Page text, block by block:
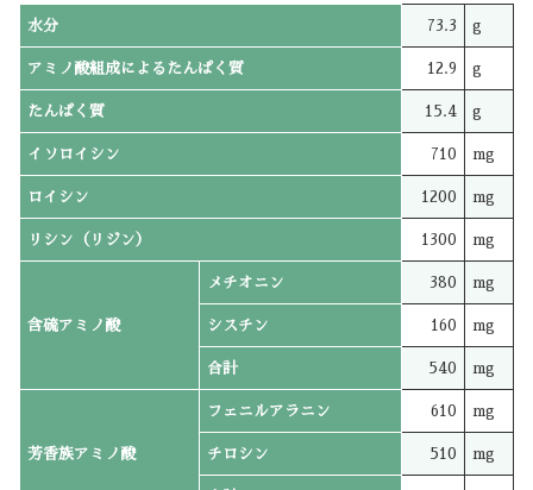
水分 73.3 g
アミノ酸組成によるたんぱく質 12.9 g
たんぱく質 15.4 g
イソロイシン 710 mg
ロイシン 1200 mg
リシン（リジン） 1300 mg
含硫アミノ酸
メチオニン 380 mg
シスチン 160 mg
合計 540 mg
芳香族アミノ酸
フェニルアラニン 610 mg
チロシン 510 mg